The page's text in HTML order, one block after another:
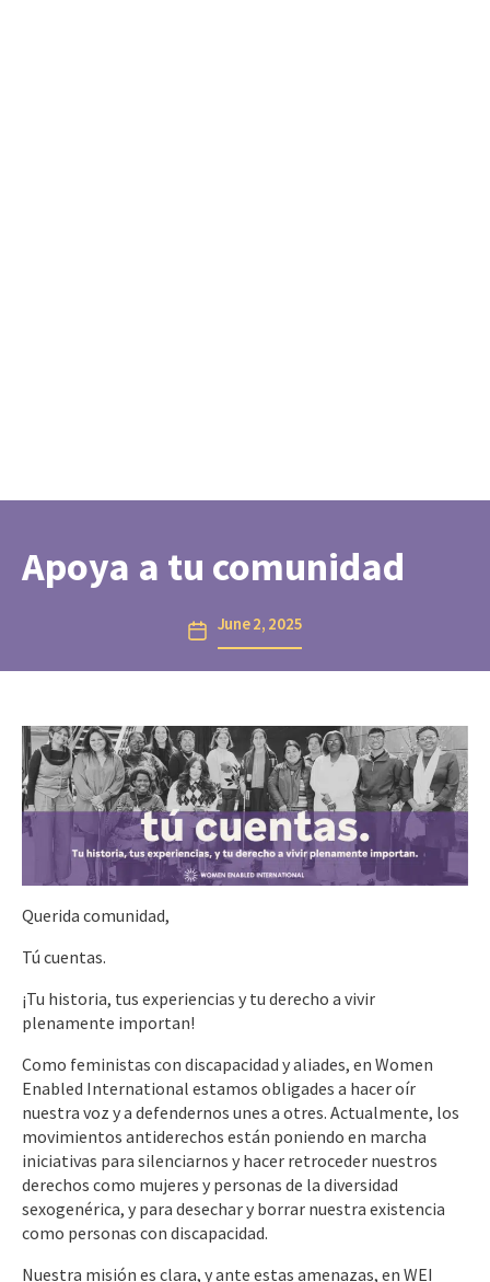
Apoya a tu comunidad
PostJune 2, 2025
Querida comunidad,
Tú cuentas.
¡Tu historia, tus experiencias y tu derecho a vivir
plenamente importan!
Como feministas con discapacidad y aliades, en Women
Enabled International estamos obligades a hacer oír
nuestra voz y a defendernos unes a otres. Actualmente, los
movimientos antiderechos están poniendo en marcha
iniciativas para silenciarnos y hacer retroceder nuestros
derechos como mujeres y personas de la diversidad
sexogenérica, y para desechar y borrar nuestra existencia
como personas con discapacidad.
Nuestra misión es clara, y ante estas amenazas, en WEI